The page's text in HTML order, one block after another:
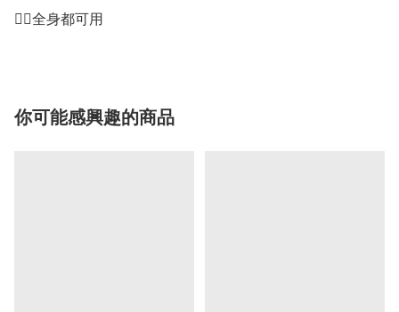
👍🏻全身都可用
你可能感興趣的商品